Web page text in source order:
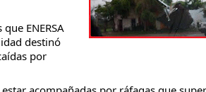
ENERSA
destinó
por